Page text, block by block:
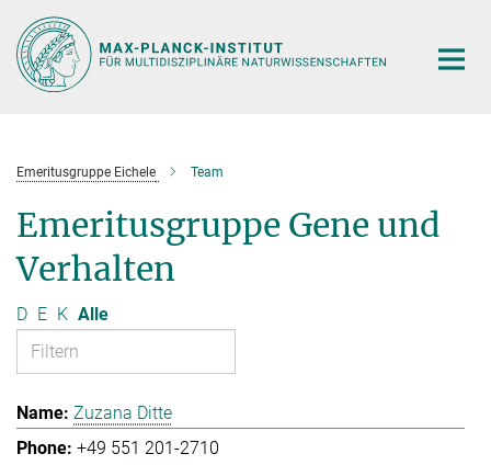
Hauptinhalt
Emeritusgruppe Eichele Team
Emeritusgruppe Gene und
Verhalten
D E K Alle
Zuzana Ditte
+49 551 201-2710